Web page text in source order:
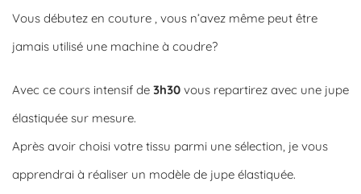
Vous débutez en couture , vous n’avez même peut être
jamais utilisé une machine à coudre?
Avec ce cours intensif de 3h30 vous repartirez avec une jupe
élastiquée sur mesure.
Après avoir choisi votre tissu parmi une sélection, je vous
apprendrai à réaliser un modèle de jupe élastiquée.